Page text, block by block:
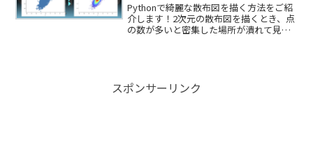
Pythonで綺麗な散布図を描く方法をご紹
介します！2次元の散布図を描くとき、点
の数が多いと密集した場所が潰れて見え
スポンサーリンク